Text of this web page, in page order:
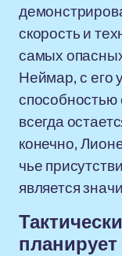
скорость и
самых
Неймар, с его
способностью
всегда
конечно,
чье
является